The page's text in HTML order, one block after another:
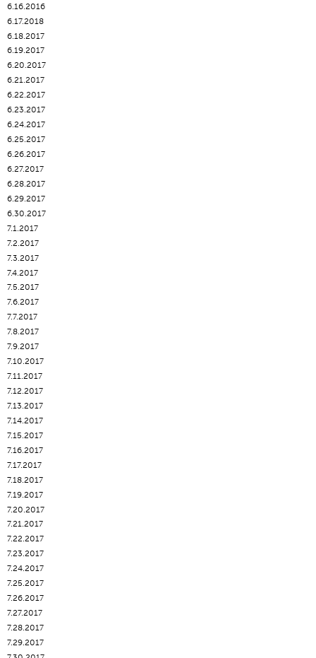
6.16.2016
6.17.2018
6.18.2017
6.19.2017
6.20.2017
6.21.2017
6.22.2017
6.23.2017
6.24.2017
6.25.2017
6.26.2017
6.27.2017
6.28.2017
6.29.2017
6.30.2017
7.1.2017
7.2.2017
7.3.2017
7.4.2017
7.5.2017
7.6.2017
7.7.2017
7.8.2017
7.9.2017
7.10.2017
7.11.2017
7.12.2017
7.13.2017
7.14.2017
7.15.2017
7.16.2017
7.17.2017
7.18.2017
7.19.2017
7.20.2017
7.21.2017
7.22.2017
7.23.2017
7.24.2017
7.25.2017
7.26.2017
7.27.2017
7.28.2017
7.29.2017